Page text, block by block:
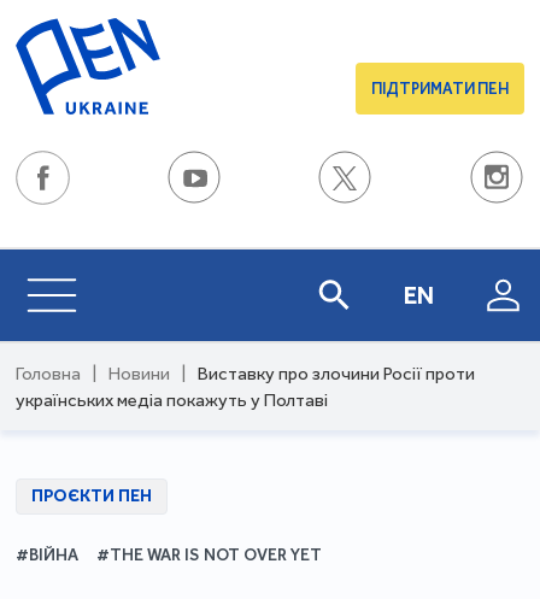
ПІДТРИМАТИ ПЕН
EN
Головна Новини
Виставку про злочини Росії проти
українських медіа покажуть у Полтаві
ПРОЄКТИ ПЕН
#ВІЙНА #THE WAR IS NOT OVER YET